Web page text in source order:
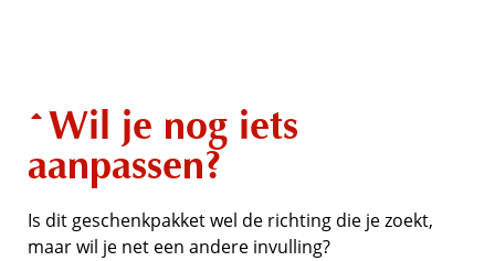
Wil je nog iets
aanpassen?
Is dit geschenkpakket wel de richting die je zoekt,
maar wil je net een andere invulling?